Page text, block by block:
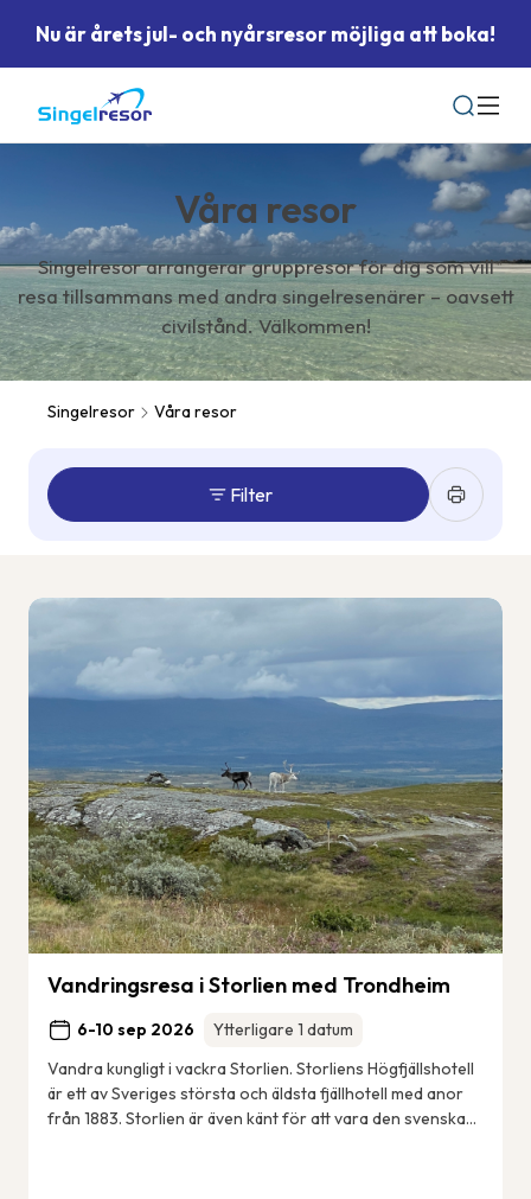
Nu är årets jul- och nyårsresor möjliga att boka!
Sök
Våra resor
Singelresor arrangerar gruppresor för dig som vill
resa tillsammans med andra singelresenärer – oavsett
civilstånd. Välkommen!
Singelresor Våra resor
Filter
Vandringsresa i Storlien med Trondheim
6-10 sep 2026
Ytterligare 1 datum
Vandra kungligt i vackra Storlien. Storliens Högfjällshotell
är ett av Sveriges största och äldsta fjällhotell med anor
från 1883. Storlien är även känt för att vara den svenska